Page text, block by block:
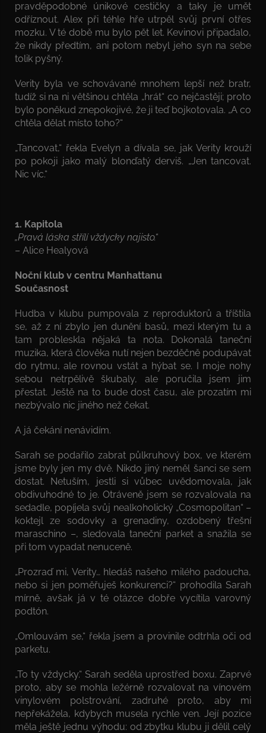
pravděpodobné únikové cestičky a taky je umět
odříznout. Alex při téhle hře utrpěl svůj první otřes
mozku. V té době mu bylo pět let. Kevinovi připadalo,
že nikdy předtím, ani potom nebyl jeho syn na sebe
tolik pyšný.
Verity byla ve schovávané mnohem lepší než bratr,
tudíž si na ni většinou chtěla „hrát“ co nejčastěji; proto
bylo poněkud znepokojivé, že ji teď bojkotovala. „A co
chtěla dělat místo toho?“
„Tancovat,“ řekla Evelyn a dívala se, jak Verity krouží
po pokoji jako malý blonďatý derviš. „Jen tancovat.
Nic víc.“
1. Kapitola
„Pravá láska střílí vždycky najisto.“
– Alice Healyová
Noční klub v centru Manhattanu
Současnost
Hudba v klubu pumpovala z reproduktorů a tříštila
se, až z ní zbylo jen dunění basů, mezi kterým tu a
tam probleskla nějaká ta nota. Dokonalá taneční
muzika, která člověka nutí nejen bezděčně podupávat
do rytmu, ale rovnou vstát a hýbat se. I moje nohy
sebou netrpělivě škubaly, ale poručila jsem jim
přestat. Ještě na to bude dost času, ale prozatím mi
nezbývalo nic jiného než čekat.
A já čekání nenávidím.
Sarah se podařilo zabrat půlkruhový box, ve kterém
jsme byly jen my dvě. Nikdo jiný neměl šanci se sem
dostat. Netuším, jestli si vůbec uvědomovala, jak
obdivuhodné to je. Otráveně jsem se rozvalovala na
sedadle, popíjela svůj nealkoholický „Cosmopolitan“ –
koktejl ze sodovky a grenadiny, ozdobený třešní
maraschino –, sledovala taneční parket a snažila se
při tom vypadat nenuceně.
„Prozraď mi, Verity… hledáš našeho milého padoucha,
nebo si jen poměřuješ konkurenci?“ prohodila Sarah
mírně, avšak já v té otázce dobře vycítila varovný
podtón.
„Omlouvám se,“ řekla jsem a provinile odtrhla oči od
parketu.
„To ty vždycky.“ Sarah seděla uprostřed boxu. Zaprvé
proto, aby se mohla ležérně rozvalovat na vínovém
vinylovém polstrování, zadruhé proto, aby mi
nepřekážela, kdybych musela rychle ven. Její pozice
měla ještě jednu výhodu: od zbytku klubu ji dělil celý